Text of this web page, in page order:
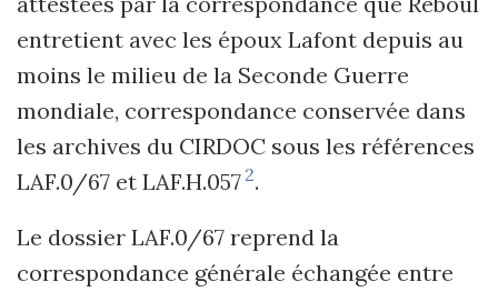
entretient avec les époux Lafont depuis au
moins le milieu de la Seconde Guerre
mondiale, correspondance conservée dans
les archives du CIRDOC sous les références
LAF.0/67 et LAF.H.057 2.
Le dossier LAF.0/67 reprend la
correspondance générale échangée entre